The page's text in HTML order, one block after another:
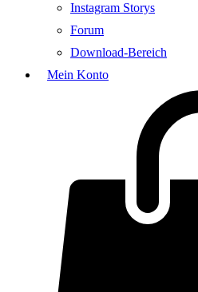
Instagram Storys
Forum
Download-Bereich
Mein Konto